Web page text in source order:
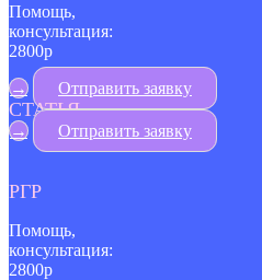
Помощь,
консультация:
2800р
→
Отправить заявку
СТАТЬЯ
→ Отправить заявку
РГР
Помощь,
консультация:
2800р